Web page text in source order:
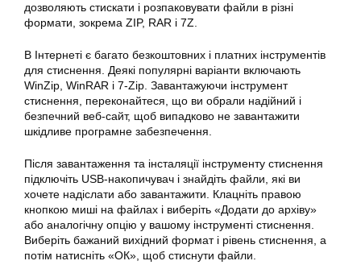
дозволяють стискати і розпаковувати файли в різні
формати, зокрема ZIP, RAR і 7Z.
В Інтернеті є багато безкоштовних і платних інструментів
для стиснення. Деякі популярні варіанти включають
WinZip, WinRAR і 7-Zip. Завантажуючи інструмент
стиснення, переконайтеся, що ви обрали надійний і
безпечний веб-сайт, щоб випадково не завантажити
шкідливе програмне забезпечення.
Після завантаження та інсталяції інструменту стиснення
підключіть USB-накопичувач і знайдіть файли, які ви
хочете надіслати або завантажити. Клацніть правою
кнопкою миші на файлах і виберіть «Додати до архіву»
або аналогічну опцію у вашому інструменті стиснення.
Виберіть бажаний вихідний формат і рівень стиснення, а
потім натисніть «ОК», щоб стиснути файли.